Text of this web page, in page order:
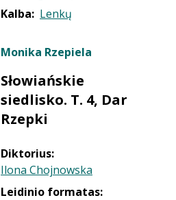
Kalba: Lenkų
Monika Rzepiela
Słowiańskie
siedlisko. T. 4, Dar
Rzepki
Diktorius:
Ilona Chojnowska
Leidinio formatas: